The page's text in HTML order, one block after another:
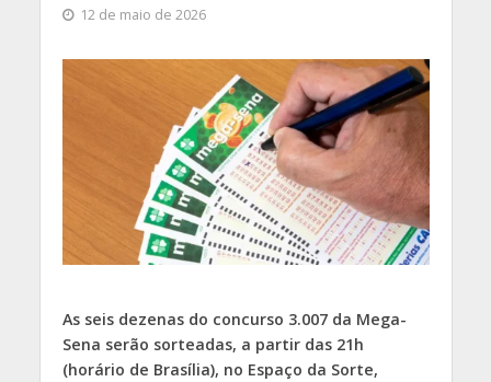
12 de maio de 2026
As seis dezenas do concurso 3.007 da Mega-
Sena serão sorteadas, a partir das 21h
(horário de Brasília), no Espaço da Sorte,